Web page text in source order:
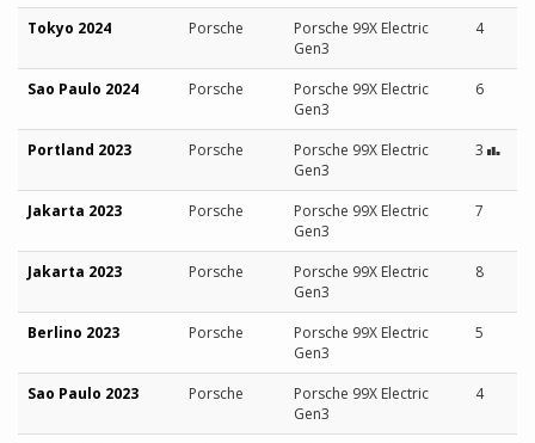
Tokyo 2024 Porsche
Porsche 99X Electric
Gen3
4
Sao Paulo 2024 Porsche
Porsche 99X Electric
Gen3
6
Portland 2023 Porsche
Porsche 99X Electric
Gen3
3
Jakarta 2023 Porsche
Porsche 99X Electric
Gen3
7
Jakarta 2023 Porsche
Porsche 99X Electric
Gen3
8
Berlino 2023 Porsche
Porsche 99X Electric
Gen3
5
Sao Paulo 2023 Porsche
Porsche 99X Electric
Gen3
4